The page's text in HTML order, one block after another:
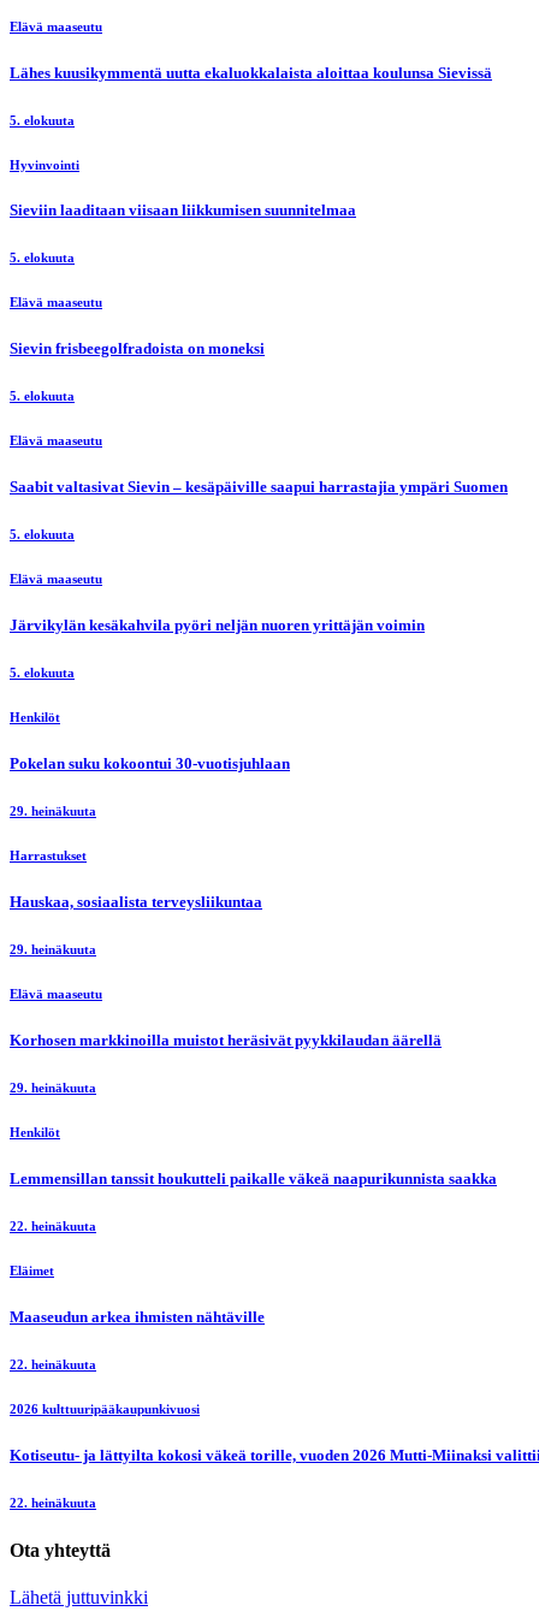
Elävä maaseutu
Lähes kuusikymmentä uutta ekaluokkalaista aloittaa koulunsa Sievissä
5. elokuuta
Hyvinvointi
Sieviin laaditaan viisaan liikkumisen suunnitelmaa
5. elokuuta
Elävä maaseutu
Sievin frisbeegolfradoista on moneksi
5. elokuuta
Elävä maaseutu
Saabit valtasivat Sievin – kesäpäiville saapui harrastajia ympäri Suomen
5. elokuuta
Elävä maaseutu
Järvikylän kesäkahvila pyöri neljän nuoren yrittäjän voimin
5. elokuuta
Henkilöt
Pokelan suku kokoontui 30-vuotisjuhlaan
29. heinäkuuta
Harrastukset
Hauskaa, sosiaalista terveysliikuntaa
29. heinäkuuta
Elävä maaseutu
Korhosen markkinoilla muistot heräsivät pyykkilaudan äärellä
29. heinäkuuta
Henkilöt
Lemmensillan tanssit houkutteli paikalle väkeä naapurikunnista saakka
22. heinäkuuta
Eläimet
Maaseudun arkea ihmisten nähtäville
22. heinäkuuta
2026 kulttuuripääkaupunkivuosi
Kotiseutu- ja lättyilta kokosi väkeä torille, vuoden 2026 Mutti-Miinaksi
22. heinäkuuta
Ota yhteyttä
Lähetä juttuvinkki